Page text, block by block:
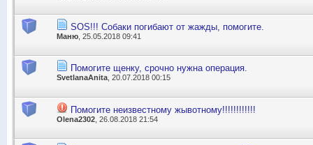
SOS!!! Собаки погибают от жажды, помогите.
Маню , 25.05.2018 09:41
Помогите щенку, срочно нужна операция.
SvetlanaAnita, 20.07.2018 00:15
Помогите неизвестному жывотному!!!!!!!!!!!!
Olena2302 , 26.08.2018 21:54